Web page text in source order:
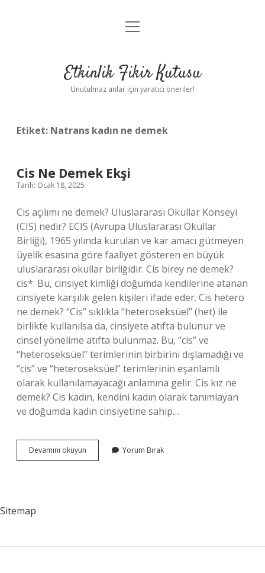
Anasayfa
Yasal Uyarı
menüyü
Etkinlik Fikir Kutusu
Unutulmaz anlar için yaratıcı öneriler!
Etiket: Natrans kadın ne demek
Cis Ne Demek Ekşi
Tarih: Ocak 18, 2025
Cis açılımı ne demek? Uluslararası Okullar Konseyi
(CIS) nedir? ECIS (Avrupa Uluslararası Okullar
Birliği), 1965 yılında kurulan ve kar amacı gütmeyen
üyelik esasına göre faaliyet gösteren en büyük
uluslararası okullar birliğidir. Cis birey ne demek?
cis*: Bu, cinsiyet kimliği doğumda kendilerine atanan
cinsiyete karşılık gelen kişileri ifade eder. Cis hetero
ne demek? “Cis” sıklıkla “heteroseksüel” (het) ile
birlikte kullanılsa da, cinsiyete atıfta bulunur ve
cinsel yönelime atıfta bulunmaz. Bu, “cis” ve
“heteroseksüel” terimlerinin birbirini dışlamadığı ve
“cis” ve “heteroseksüel” terimlerinin eşanlamlı
olarak kullanılamayacağı anlamına gelir. Cis kız ne
demek? Cis kadın, kendini kadın olarak tanımlayan
ve doğumda kadın cinsiyetine sahip…
Devamını okuyun
Ne
Yorum Bırak
Sitemap